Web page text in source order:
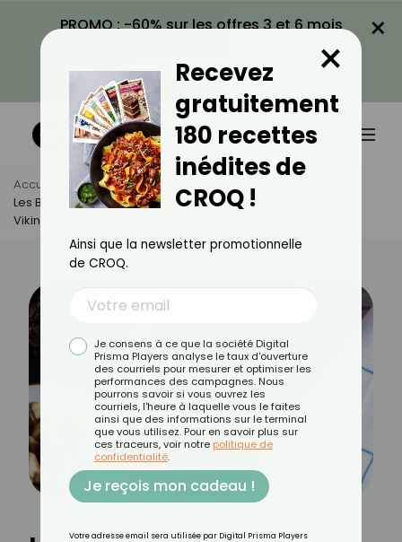
PROMO : -60% sur les offres 3 et 6 mois
VOIR LA PROMO
×
Accueil Actus
Alimentation
Les Bienfaits Du Pain Nordique : Un Trésor De L'alimentation
Viking
Recevez
gratuitement
180 recettes
inédites de
CROQ !
×
Ainsi que la newsletter promotionnelle
de CROQ.
Je consens à ce que la société Digital
Prisma Players analyse le taux d'ouverture
des courriels pour mesurer et optimiser les
performances des campagnes. Nous
pourrons savoir si vous ouvrez les
courriels, l'heure à laquelle vous le faites
ainsi que des informations sur le terminal
que vous utilisez. Pour en savoir plus sur
ces traceurs, voir notre politique de
confidentialité.
Je reçois mon cadeau !
Votre adresse email sera utilisée par Digital Prisma Players